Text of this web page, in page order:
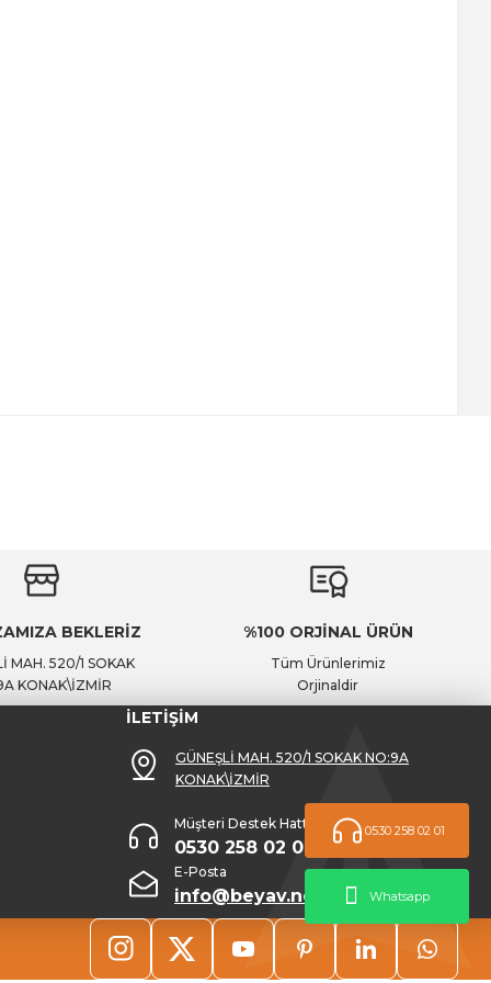
Whatsapp
BEKLERİZ
MAH. 520/1 SOKAK
KONAK\İZMİR
%100 ORJİNAL ÜRÜN
Tüm Ürünlerimiz
Orjinaldir
İLETİŞİM
GÜNEŞLİ MAH. 520/1 SOKAK NO:9A
KONAK\İZMİR
Müşteri Destek Hattı
0530 258 02 01
E-Posta
info@beyav.net
0530 258 02 01